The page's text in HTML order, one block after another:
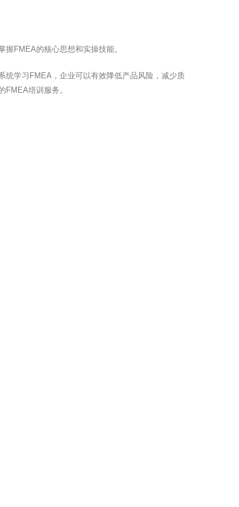
FMEA的核心思想和实操技能。
统学习FMEA，企业可以有效降低产品风险，减少质
培训服务。